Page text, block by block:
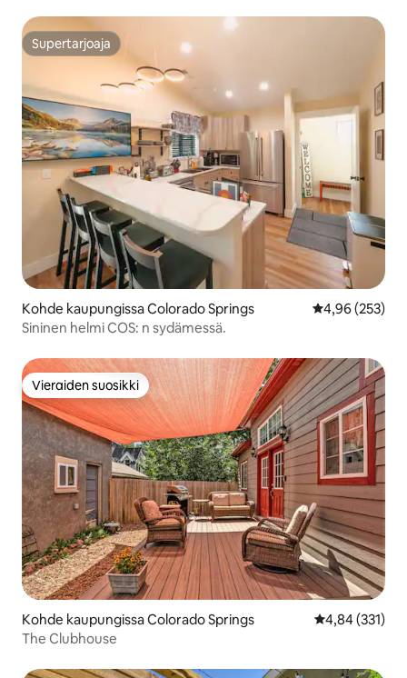
Supertarjoaja
Supertarjoaja
Kohde kaupungissa Colorado Springs
4,96 (253)
Sininen helmi COS: n sydämessä.
Vieraiden suosikki
Vieraiden suosikki
Kohde kaupungissa Colorado Springs
4,84 (331)
The Clubhouse